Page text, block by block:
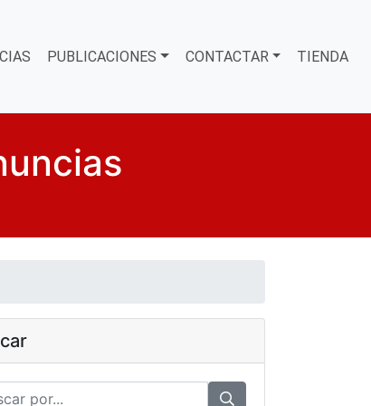
PUBLICACIONES CONTACTAR TIENDA